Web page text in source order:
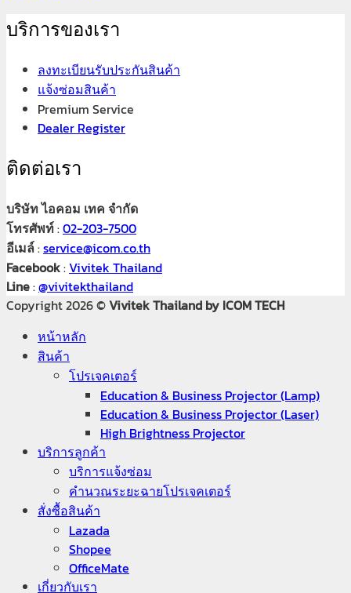
บริการของเรา
ลงทะเบียนรับประกันสินค้า
แจ้งซ่อมสินค้า
Premium Service
Dealer Register
ติดต่อเรา
บริษัท ไอคอม เทค จำกัด
โทรศัพท์:02-203-7500
อีเมล์:service@icom.co.th
Facebook:Vivitek Thailand
Line:@vivitekthailand
Copyright 2026 ©Vivitek Thailand by ICOM TECH
หน้าหลัก
สินค้า
โปรเจคเตอร์​
Education & Business Projector (Lamp)
Education & Business Projector (Laser)
High Brightness Projector
บริการลูกค้า
บริการแจ้งซ่อม
คำนวณระยะฉายโปรเจคเตอร์
สั่งซื้อสินค้า
Lazada
Shopee
OfficeMate
เกี่ยวกับเรา